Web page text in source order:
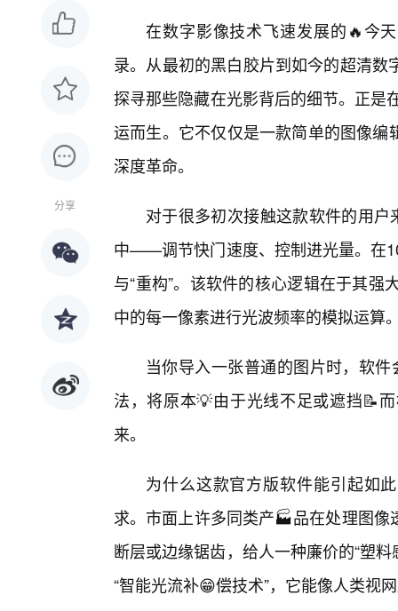
分享
在数字影像技术飞速发展的🔥今
录。从最初的黑白胶片到如今的超清
探寻那些隐藏在光影背后的细节。正是
运而生。它不仅仅是一款简单的图像
深度革命。
对于很多初次接触这款软件的用户
中——调节快门速度、控制进光量。在
与“重构”。该软件的核心逻辑在于其
中的每一像素进行光波频率的模拟运算
当你导入一张普通的图片时，软
法，将原本💡由于光线不足或遮挡📝
来。
为什么这款官方版软件能引起如
求。市面上许多同类产🏭品在处理图
断层或边缘锯齿，给人一种廉价的“塑
“智能光流补😁偿技术”，它能像人类视